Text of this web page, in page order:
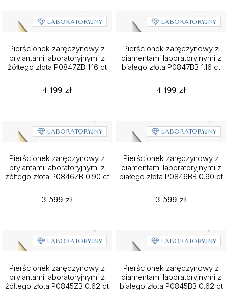
LABORATORYJNY
Pierścionek zaręczynowy z
brylantami laboratoryjnymi z
żółtego złota P0847ZB 1.16 ct
4 199 zł
LABORATORYJNY
Pierścionek zaręczynowy z
diamentami laboratoryjnymi z
białego złota P0847BB 1.16 ct
4 199 zł
LABORATORYJNY
Pierścionek zaręczynowy z
brylantami laboratoryjnymi z
żółtego złota P0846ZB 0.90 ct
3 599 zł
LABORATORYJNY
Pierścionek zaręczynowy z
diamentami laboratoryjnymi z
białego złota P0846BB 0.90 ct
3 599 zł
LABORATORYJNY
Pierścionek zaręczynowy z
brylantami laboratoryjnymi z
żółtego złota P0845ZB 0.62 ct
LABORATORYJNY
Pierścionek zaręczynowy z
diamentami laboratoryjnymi z
białego złota P0845BB 0.62 ct